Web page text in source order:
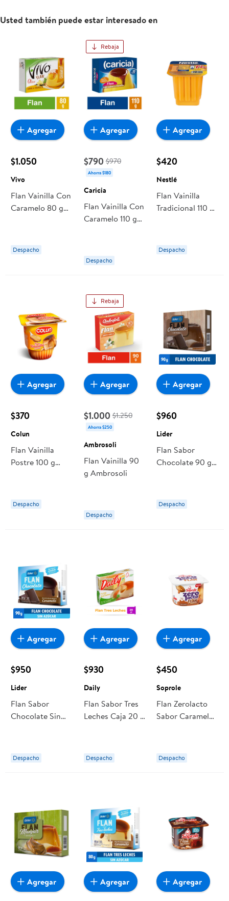
Usted también puede estar interesado en
$1.050
Vivo
Flan Vainilla Con
Caramelo 80 g
Despacho
Agregar
Rebaja
$790 $970
Ahorra $180
Caricia
Flan Vainilla Con
Caramelo 110 g
Despacho
Agregar
$420
Nestlé
Flan Vainilla
Tradicional 110 g
Despacho
Agregar
$370
Colun
Flan Vainilla
Postre 100 g
Despacho
Agregar
Rebaja
$1.000 $1.250
Ahorra $250
Ambrosoli
Flan Vainilla 90
g Ambrosoli
Despacho
Agregar
$960
Lider
Flan Sabor
Chocolate 90 g
Despacho
Agregar
$950
Lider
Flan Sabor
Chocolate Sin
Despacho
Agregar
$930
Daily
Flan Sabor Tres
Leches Caja 20 g
Despacho
Agregar
$450
Soprole
Flan Zerolacto
Sabor Caramelo
Despacho
Agregar
Agregar Agregar Agregar